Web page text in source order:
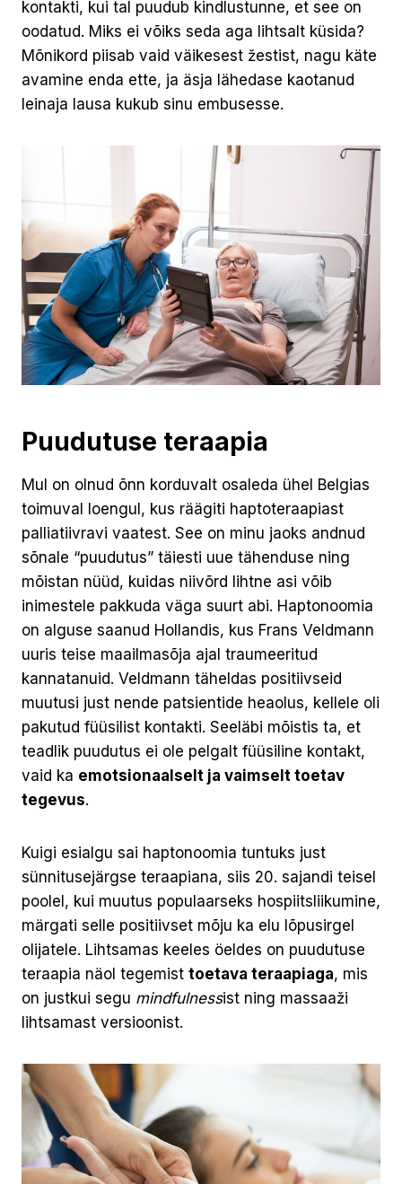
kontakti, kui tal puudub kindlustunne, et see on
oodatud. Miks ei võiks seda aga lihtsalt küsida?
Mõnikord piisab vaid väikesest žestist, nagu käte
avamine enda ette, ja äsja lähedase kaotanud
leinaja lausa kukub sinu embusesse.
Puudutuse teraapia
Mul on olnud õnn korduvalt osaleda ühel Belgias
toimuval loengul, kus räägiti haptoteraapiast
palliatiivravi vaatest. See on minu jaoks andnud
sõnale “puudutus” täiesti uue tähenduse ning
mõistan nüüd, kuidas niivõrd lihtne asi võib
inimestele pakkuda väga suurt abi. Haptonoomia
on alguse saanud Hollandis, kus Frans Veldmann
uuris teise maailmasõja ajal traumeeritud
kannatanuid. Veldmann täheldas positiivseid
muutusi just nende patsientide heaolus, kellele oli
pakutud füüsilist kontakti. Seeläbi mõistis ta, et
teadlik puudutus ei ole pelgalt füüsiline kontakt,
vaid ka emotsionaalselt ja vaimselt toetav
tegevus.
Kuigi esialgu sai haptonoomia tuntuks just
sünnitusejärgse teraapiana, siis 20. sajandi teisel
poolel, kui muutus populaarseks hospiitsliikumine,
märgati selle positiivset mõju ka elu lõpusirgel
olijatele. Lihtsamas keeles öeldes on puudutuse
teraapia näol tegemist toetava teraapiaga, mis
on justkui segu mindfulnessist ning massaaži
lihtsamast versioonist.